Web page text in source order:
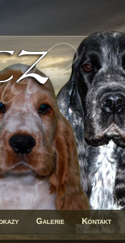
Galerie Kontakt